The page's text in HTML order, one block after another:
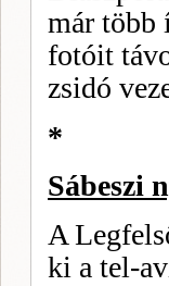
már több
fotóit
zsidó
*
Sábeszi
A
ki a tel-